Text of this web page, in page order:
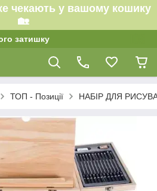
чекають у вашому кошику
🏡
затишку
ТОП - Позиції НАБІР ДЛЯ